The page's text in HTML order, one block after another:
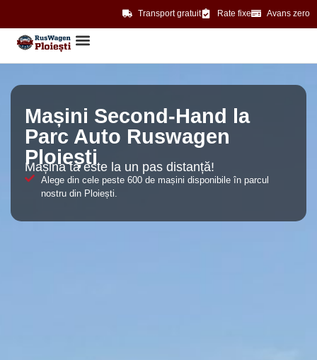
Transport gratuit Rate fixe Avans zero
Mașini Second-Hand la
Parc Auto Ruswagen
Ploiești
Mașina ta este la un pas distanță!
Alege din cele peste 600 de mașini disponibile în parcul
nostru din Ploiești.